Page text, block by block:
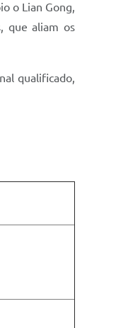
o Lian Gong,
que aliam os
qualificado,